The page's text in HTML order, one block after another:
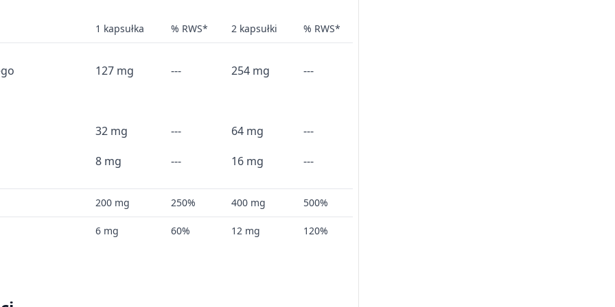
1 kapsułka % RWS* 2 kapsułki % RWS*
127 mg
32 mg
8 mg
---
---
---
254 mg
64 mg
16 mg
---
---
---
200 mg 250% 400 mg 500%
6 mg 60% 12 mg 120%
treści
z różnych źródeł